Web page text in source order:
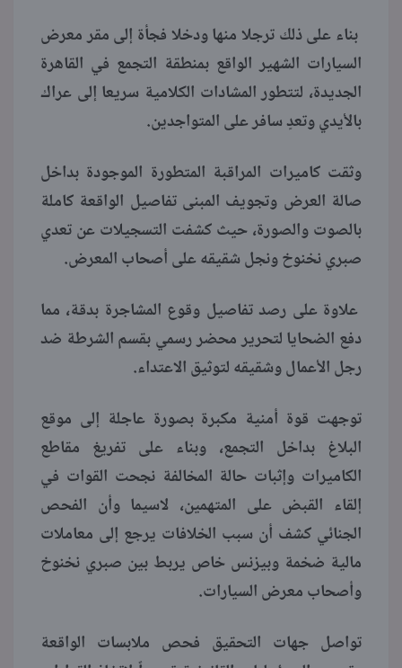
بناء على ذلك ترجلا منها ودخلا فجأة إلى مقر معرض
السيارات الشهير الواقع بمنطقة التجمع في القاهرة
الجديدة، لتتطور المشادات الكلامية سريعا إلى عراك
بالأيدي وتعدٍ سافر على المتواجدين.
وثقت كاميرات المراقبة المتطورة الموجودة بداخل
صالة العرض وتجويف المبنى تفاصيل الواقعة كاملة
بالصوت والصورة، حيث كشفت التسجيلات عن تعدي
صبري نخنوخ ونجل شقيقه على أصحاب المعرض.
علاوة على رصد تفاصيل وقوع المشاجرة بدقة، مما
دفع الضحايا لتحرير محضر رسمي بقسم الشرطة ضد
رجل الأعمال وشقيقه لتوثيق الاعتداء.
توجهت قوة أمنية مكبرة بصورة عاجلة إلى موقع
البلاغ بداخل التجمع، وبناء على تفريغ مقاطع
الكاميرات وإثبات حالة المخالفة نجحت القوات في
إلقاء القبض على المتهمين، لاسيما وأن الفحص
الجنائي كشف أن سبب الخلافات يرجع إلى معاملات
مالية ضخمة وبيزنس خاص يربط بين صبري نخنوخ
وأصحاب معرض السيارات.
تواصل جهات التحقيق فحص ملابسات الواقعة